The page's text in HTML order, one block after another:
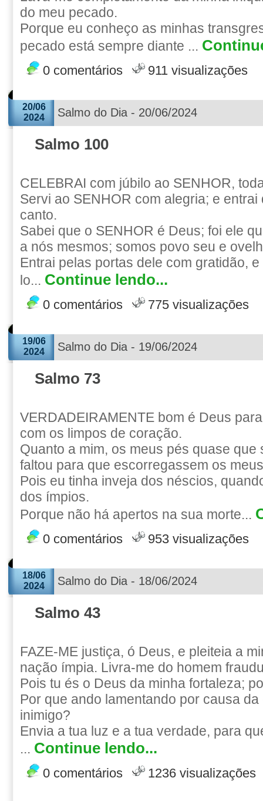
do meu pecado.
Porque eu conheço as minhas
pecado está sempre diante ...
0 comentários 911 visualizações
20/06
2024
Salmo do Dia - 20/06/2024
Salmo 100
CELEBRAI com júbilo ao SENHOR,
Servi ao SENHOR com alegria; e entrai
canto.
Sabei que o SENHOR é Deus; foi ele
a nós mesmos; somos povo seu e
Entrai pelas portas dele com gratidão,
lo... Continue lendo...
0 comentários 775 visualizações
19/06
2024
Salmo do Dia - 19/06/2024
Salmo 73
VERDADEIRAMENTE bom é Deus
com os limpos de coração.
Quanto a mim, os meus pés quase
faltou para que escorregassem os
Pois eu tinha inveja dos néscios,
dos ímpios.
Porque não há apertos na sua morte...
0 comentários 953 visualizações
18/06
2024
Salmo do Dia - 18/06/2024
Salmo 43
FAZE-ME justiça, ó Deus, e pleiteia a
nação ímpia. Livra-me do homem
Pois tu és o Deus da minha fortaleza;
Por que ando lamentando por causa
inimigo?
Envia a tua luz e a tua verdade, para
... Continue lendo...
0 comentários 1236 visualizações